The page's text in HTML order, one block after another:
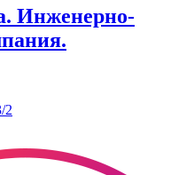
Инженерно-
2